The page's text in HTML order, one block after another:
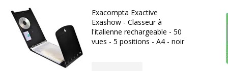
Exacompta Exactive
Exashow - Classeur à
l'italienne rechargeable - 50
vues - 5 positions - A4 - noir